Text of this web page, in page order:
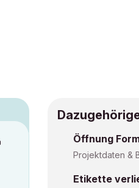
Öffnung
Projektdaten &
Etikette